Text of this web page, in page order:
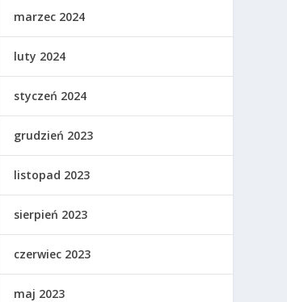
marzec 2024
luty 2024
styczeń 2024
grudzień 2023
listopad 2023
sierpień 2023
czerwiec 2023
maj 2023